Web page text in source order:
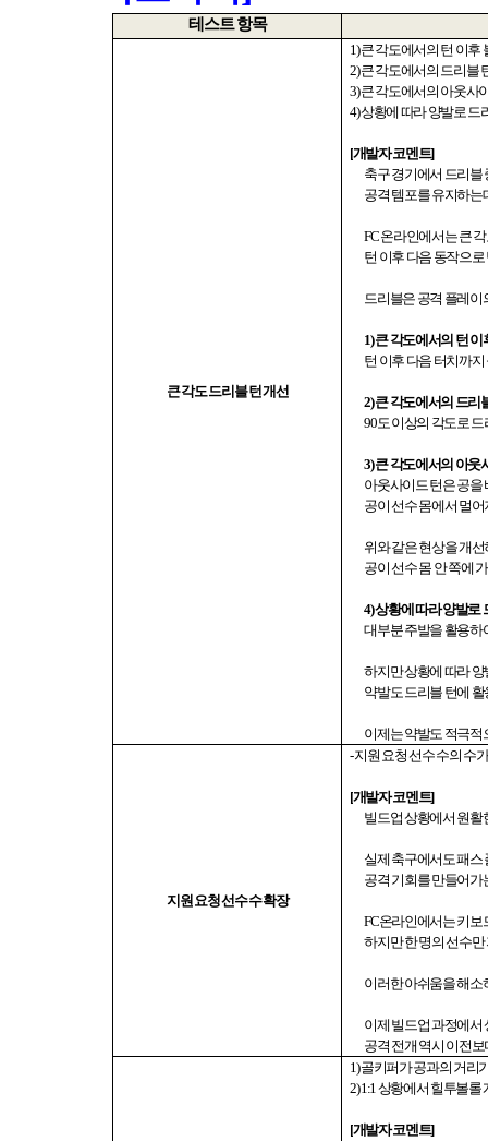
테스트 항목
큰 각도 드리블 턴 개선
1)큰 각도에서의 턴 이후
2)큰 각도에서의 드리블
3)큰 각도에서의 아웃사
4)상황에 따라 양발로 드
[개발자 코멘트]
축구 경기에서 드리블
공격 템포를 유지하는
FC온라인에서는 큰
턴 이후 다음 동작으
드리블은 공격 플레이
1)큰 각도에서의 턴
턴 이후 다음 터치까
2)큰 각도에서의 드리
90도 이상의 각도로
3)큰 각도에서의 아웃
아웃사이드 턴은 공을
공이 선수 몸에서 멀
위와 같은 현상을 개
공이 선수 몸 안 쪽에
4)상황에 따라 양발로
대부분 주발을 활용하
하지만 상황에 따라
약발도 드리블 턴에
이제는 약발도 적극적
지원 요청 선수 수 확장
-지원 요청 선수 수의 수가
[개발자 코멘트]
빌드업 상황에서 원활
실제 축구에서도 패스
공격 기회를 만들어가
FC온라인에서는 키보
하지만 한 명의 선수
이러한 아쉬움을 해소
이제 빌드업 과정에서
공격 전개 역시 이전
1)골키퍼가 공과의 거리
2) 1:1상황에서 힐투볼롤
[개발자 코멘트]